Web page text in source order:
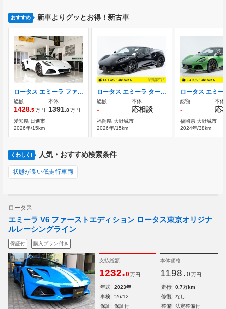
おすすめ 新車よりグッとお得！新古車
ロータス エミーラ ファーストエディション ！新車 2.0 AMGターボエンジン ツアーサス
総額
1428.5万円
本体
1391.8万円
愛知県 日進市
2026年/15km
ロータス エミーラ ターボ SE 2026年モデル・AMG・400馬力
総額
-
本体
応相談
福岡県 大野城市
2026年/15km
ロータス エミー
総額
-
本体
応
福岡県 大野城市
2024年/38km
くわしく! 人気・おすすめ検索条件
状態が良い低走行車両
ロータス
エミーラ V6 ファーストエディション ロータス東京オリジナ
ルレーシングライン
保証付 購入プラン付き
支払総額
1232.0 万円
本体価格
1198. 0 万円
年式 2023年 走行
0.7万km
車検
'26/12 修復
なし
保証
保証付 整備
法定整備付